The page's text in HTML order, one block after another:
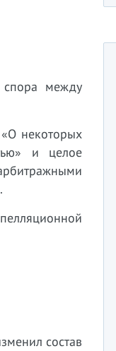
спора между
некоторых
и целое
состав